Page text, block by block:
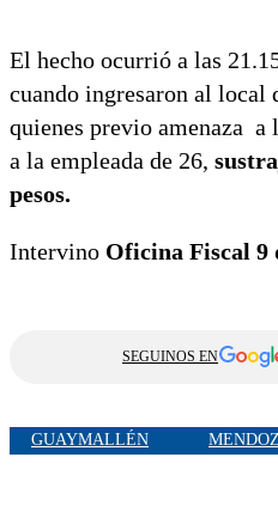
El hecho ocurrió a las
cuando ingresaron al local
quienes previo amenaza a
a la empleada de 26,
pesos.
Intervino Oficina Fiscal 9
SEGUINOS EN
GUAYMALLÉN